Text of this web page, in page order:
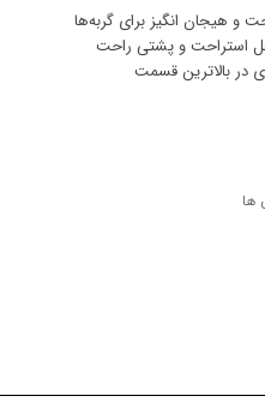
و هیجان انگیز برای گربه‌ها
استراحت و پشتی راحت
در بالاترین قسمت
ها